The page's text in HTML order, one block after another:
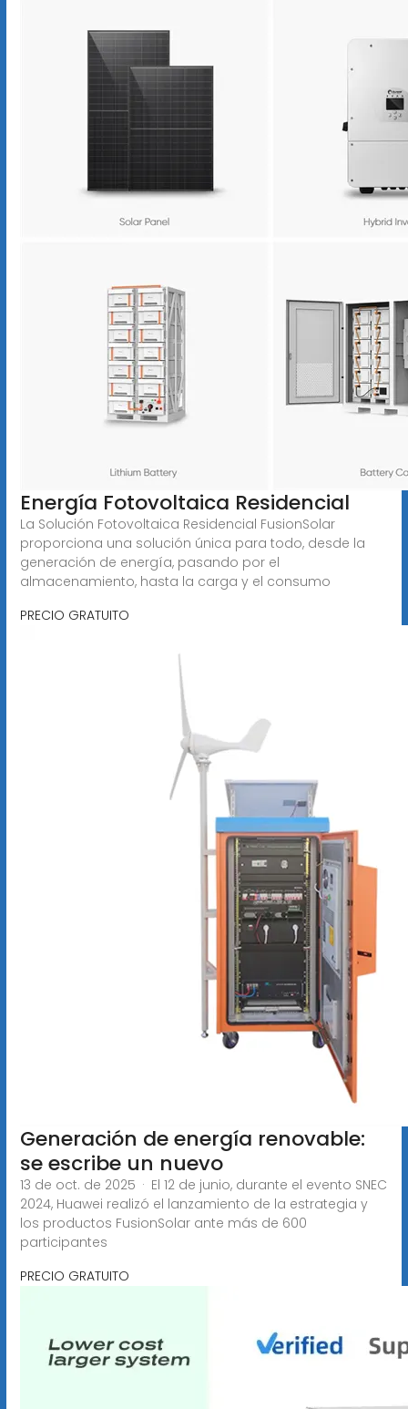
Energía Fotovoltaica Residencial
La Solución Fotovoltaica Residencial FusionSolar
proporciona una solución única para todo, desde la
generación de energía, pasando por el
almacenamiento, hasta la carga y el consumo
PRECIO GRATUITO
Generación de energía renovable:
se escribe un nuevo
13 de oct. de 2025 · El 12 de junio, durante el evento SNEC
2024, Huawei realizó el lanzamiento de la estrategia y
los productos FusionSolar ante más de 600
participantes
PRECIO GRATUITO